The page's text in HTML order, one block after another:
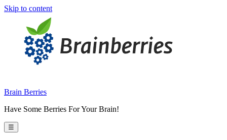
Skip to content
Brain Berries
Have Some Berries For Your Brain!
☰